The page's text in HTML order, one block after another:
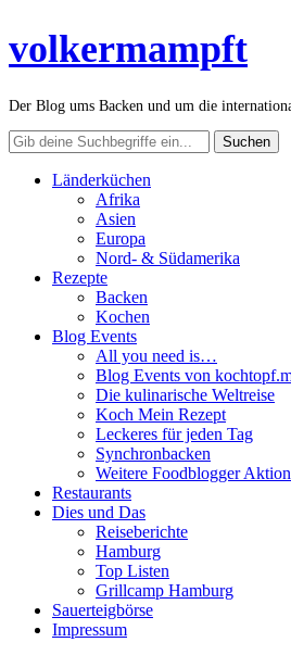
volkermampft
Der Blog ums Backen und um die
Länderküchen
Afrika
Asien
Europa
Nord- & Südamerika
Rezepte
Backen
Kochen
Blog Events
All you need is…
Blog Events von
Die kulinarische Weltreise
Koch Mein Rezept
Leckeres für jeden Tag
Synchronbacken
Weitere Foodblogger
Restaurants
Dies und Das
Reiseberichte
Hamburg
Top Listen
Grillcamp Hamburg
Sauerteigbörse
Impressum